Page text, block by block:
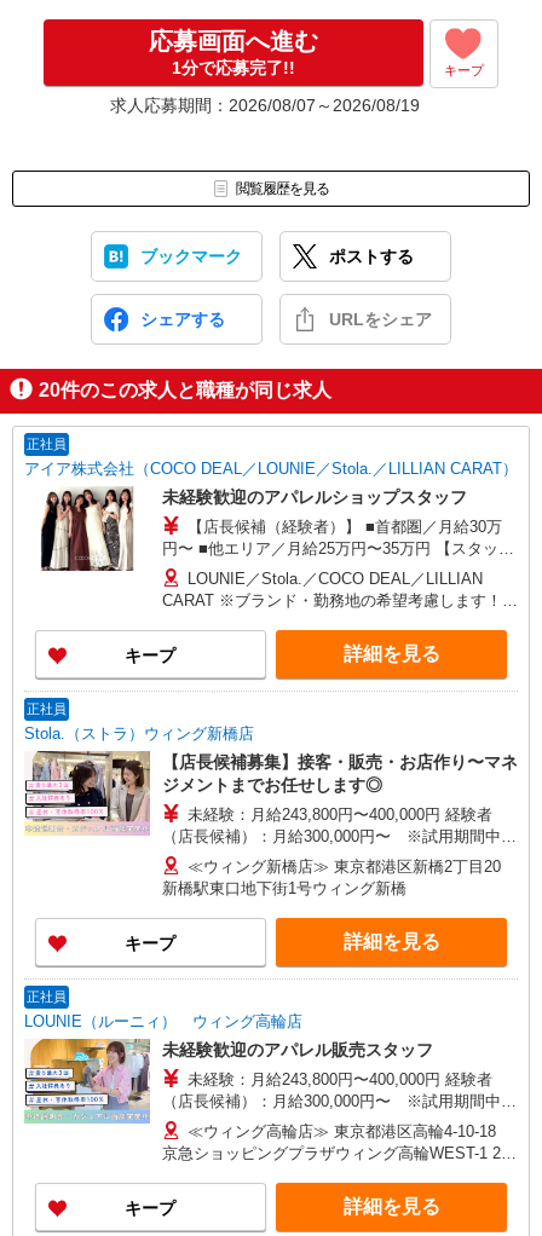
応募画面へ進む
1分で応募完了!! キープ
求人応募期間：2026/08/07～2026/08/19
閲覧履歴を見る
ブックマーク ポストする
シェアする URLをシェア
20件のこの求人と職種が同じ求人
正社員
アイア株式会社（COCO DEAL／LOUNIE／Stola.／LILLIAN CARAT）
未経験歓迎のアパレルショップスタッフ
【店長候補（経験者）】 ■首都圏／月給30万
円〜 ■他エリア／月給25万円〜35万円 【スタッ
フ】 ■首都圏／月給24万3,800円〜40万円 ■大阪／
月給23万3,500円〜35万円 ■京都、兵庫、愛知、岐
阜、福岡／月給22万7,800円〜35万円 ■他エリア／
月給22万2,100円〜35万円 固定残業手当含む（1ヶ
月あたり20時間）※超過時は追加支給 首都圏エリ
ア：30,800円 大阪：29,500円 京都、兵庫、愛知、
考慮 ※試用期間3ヶ月も同条件（首都圏：店長候
補は月給27万円〜）
LOUNIE／Stola.／COCO DEAL／LILLIAN
CARAT ※ブランド・勤務地の希望考慮します！※
道、宮城（仙台）、愛知、大阪、兵庫、京都、和
歌山、岡山、広島、愛媛、福岡、長崎、宮崎、熊
本などの各店舗で募集しています。 【COCO
ルミネ池袋店／ルミネ横浜／ルミネ大宮店／ルミ
ネ有楽町店 ルミネ立川店／ルミネ町田店／池袋
PARCO店／東京スカイツリータウン・ソラマチ店
イクスピアリ店／イオンレイクタウン店／ジョイ
ナス店／テラスモール湘南店 タカシマヤ ゲートタ
ワーモール店／イオン大高SC店 なんばCITY店／
天王寺MIO店／阪神梅田本店／京都ポルタ店／阪
急西宮ガーデンズ店 ルクアイーレ大阪店／岡山一
い。
キープ 詳細を見る
正社員
Stola.（ストラ）ウィング新橋店
【店長候補募集】接客・販売・お店作り〜マネ
ジメントまでお任せします◎
未経験：月給243,800円〜400,000円 経験者
（店長候補）：月給300,000円〜 ※試用期間中は
270,000円〜 ★固定残業手当：30,800円（月給に
含む） ※経験・能力考慮 ※固定残業時間は1ヶ月
あたり20時間、超過時は追加で残業手当支給 ※月
3万円まで交通費支給 ※試用期間（2〜3ヶ月）も
同条件 【手当】固定残業手当／資格手当／店舗職
制手当／住宅手当（実家外かつ賃貸の場合のみ別
当の種類はエリアにより異なります。詳細は面接
時にお尋ねください。
≪ウィング新橋店≫ 東京都港区新橋2丁目20
新橋駅東口地下街1号ウィング新橋
キープ 詳細を見る
正社員
LOUNIE（ルーニィ） ウィング高輪店
未経験歓迎のアパレル販売スタッフ
未経験：月給243,800円〜400,000円 経験者
（店長候補）：月給300,000円〜 ※試用期間中は
270,000円〜 ★固定残業手当：30,800円（月給に
含む） ※経験・能力考慮 ※固定残業時間は1ヶ月
あたり20時間、超過時は追加で残業手当支給 ※月
3万円まで交通費支給 ※試用期間（2〜3ヶ月）も
同条件 【手当】固定残業手当／資格手当／店舗職
制手当／住宅手当（実家外かつ賃貸の場合のみ別
≪ウィング高輪店≫ 東京都港区高輪4-10-18
京急ショッピングプラザウィング高輪WEST-1 2F
キープ 詳細を見る